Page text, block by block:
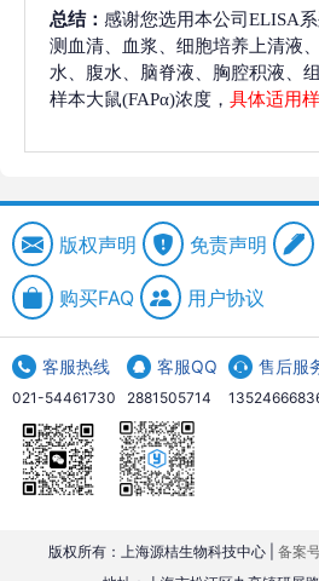
总结： 感谢您选用本公司ELISA
测血清、血浆、细胞培养上清液
水、腹水、脑脊液、胸腔积液、
样本大鼠(FAPα)浓度， 具体适用
版权声明 免责声明
购买FAQ 用户协议
客服热线
021-54461730
客服QQ
2881505714
售后服
版权所有：上海源桔生物科技中心 | 备案